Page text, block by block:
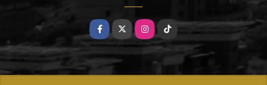
Facebook
X InstagramTikTok